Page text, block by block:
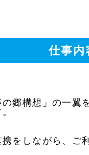
仕事内
郷構想」の一
をしながら、